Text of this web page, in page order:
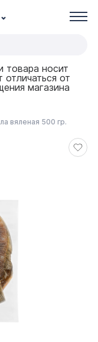
товара носит
от
магазина
вяленая 500 гр.